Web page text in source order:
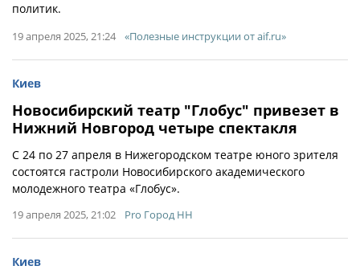
политик.
19 апреля 2025, 21:24 «Полезные инструкции от aif.ru»
Киев
Новосибирский театр "Глобус" привезет в
Нижний Новгород четыре спектакля
С 24 по 27 апреля в Нижегородском театре юного зрителя
состоятся гастроли Новосибирского академического
молодежного театра «Глобус».
19 апреля 2025, 21:02 Pro Город НН
Киев